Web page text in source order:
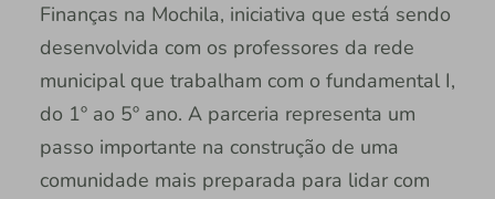
Finanças na Mochila, iniciativa que está sendo
desenvolvida com os professores da rede
municipal que trabalham com o fundamental I,
do 1º ao 5º ano. A parceria representa um
passo importante na construção de uma
comunidade mais preparada para lidar com